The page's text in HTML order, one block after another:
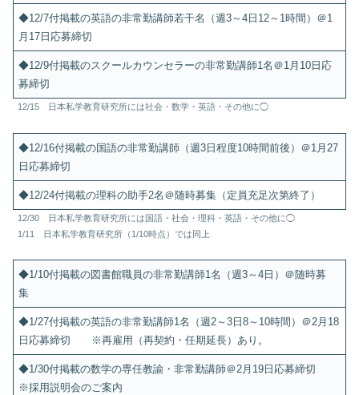
◆12/7付掲載の英語の非常勤講師若干名（週3～4日12～1時間）＠1
月17日応募締切
◆12/9付掲載のスクールカウンセラーの非常勤講師1名＠1月10日応
募締切
12/15 日本私学教育研究所には社会・数学・英語・その他に◯
◆12/16付掲載の国語の非常勤講師（週3日程度10時間前後）＠1月27
日応募締切
◆12/24付掲載の理科の助手2名＠随時募集（定員充足次第終了）
12/30 日本私学教育研究所には国語・社会・理科・英語・その他に◯
1/11 日本私学教育研究所（1/10時点）では同上
◆1/10付掲載の図書館職員の非常勤講師1名（週3～4日）＠随時募
集
◆1/27付掲載の英語の非常勤講師1名（週2～3日8～10時間）＠2月18
日応募締切 ※再雇用（再契約・任期延長）あり。
◆1/30付掲載の数学の専任教諭・非常勤講師＠2月19日応募締切
※採用説明会のご案内